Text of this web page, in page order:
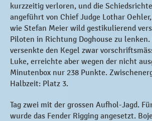
kurzzeitig verloren, und die
angeführt von Chief Judge Lothar
wie Stefan Meier wild gestikulierend
Piloten in Richtung Doghouse zu lenken.
versenkte den Kegel zwar
Luke, erreichte aber wegen der nicht
Minutenbox nur 238 Punkte.
Halbzeit: Platz 3.
Tag zwei mit der grossen Aufhol-Jagd.
wurde das Fender Rigging angesetzt.